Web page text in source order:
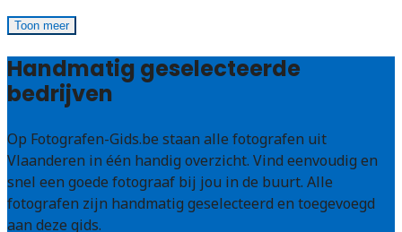
Toon meer
Handmatig geselecteerde
bedrijven
Op Fotografen-Gids.be staan alle fotografen uit
Vlaanderen in één handig overzicht. Vind eenvoudig en
snel een goede fotograaf bij jou in de buurt. Alle
fotografen zijn handmatig geselecteerd en toegevoegd
aan deze gids.